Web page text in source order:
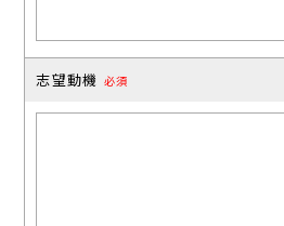
志望動機 必須